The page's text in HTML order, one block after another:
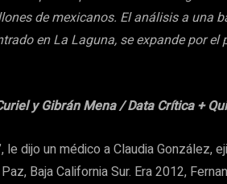
de mexicanos. El análisis a una
en La Laguna, se expande por el
y Gibrán Mena / Data Crítica +
dijo un médico a Claudia González,
Baja California Sur. Era 2012,